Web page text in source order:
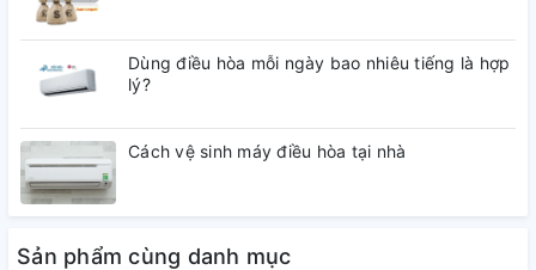
Dùng điều hòa mỗi ngày bao nhiêu tiếng là hợp
lý?
Cách vệ sinh máy điều hòa tại nhà
Sản phẩm cùng danh mục